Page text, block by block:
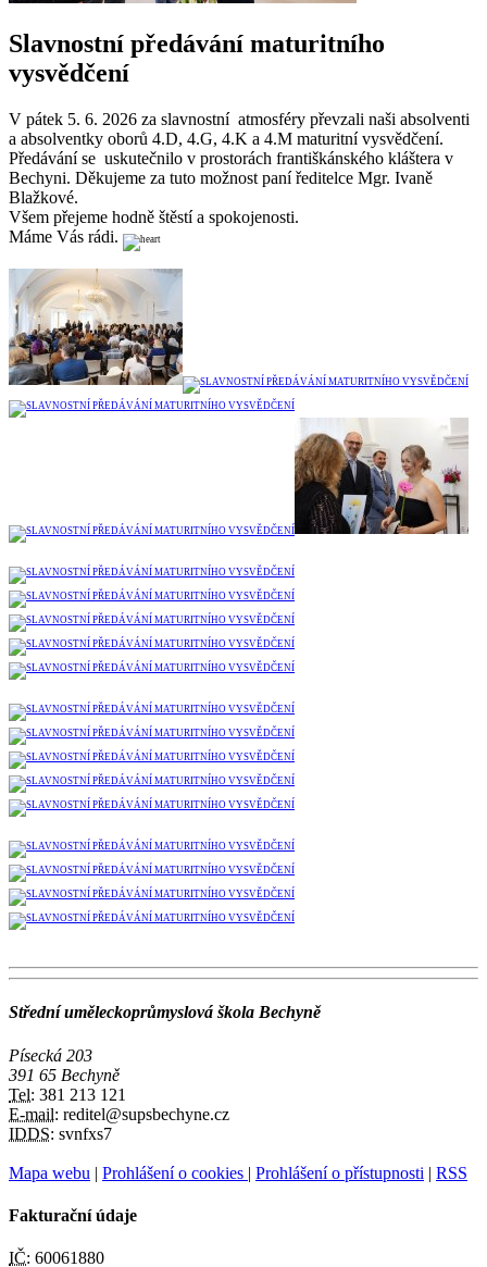
Slavnostní předávání maturitního
vysvědčení
V pátek 5. 6. 2026 za slavnostní atmosféry převzali naši absolventi
a absolventky oborů 4.D, 4.G, 4.K a 4.M maturitní vysvědčení.
Předávání se uskutečnilo v prostorách františkánského kláštera v
Bechyni. Děkujeme za tuto možnost paní ředitelce Mgr. Ivaně
Blažkové.
Všem přejeme hodně štěstí a spokojenosti.
Máme Vás rádi.
Střední uměleckoprůmyslová škola Bechyně
Písecká 203
391 65 Bechyně
Tel: 381 213 121
E-mail: reditel@supsbechyne.cz
IDDS: svnfxs7
Mapa webu | Prohlášení o cookies | Prohlášení o přístupnosti | RSS
Fakturační údaje
IČ: 60061880